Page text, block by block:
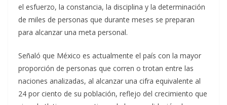
el esfuerzo, la constancia, la disciplina y la determinación
de miles de personas que durante meses se preparan
para alcanzar una meta personal.
Señaló que México es actualmente el país con la mayor
proporción de personas que corren o trotan entre las
naciones analizadas, al alcanzar una cifra equivalente al
24 por ciento de su población, reflejo del crecimiento que